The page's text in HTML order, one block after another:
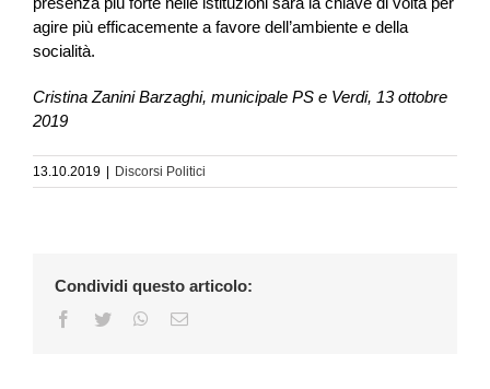
agire più efficacemente a favore dell’ambiente e della
socialità.
Cristina Zanini Barzaghi, municipale PS e Verdi, 13 ottobre
2019
13.10.2019 | Discorsi Politici
Condividi questo articolo:
Facebook
Twitter WhatsApp
Email